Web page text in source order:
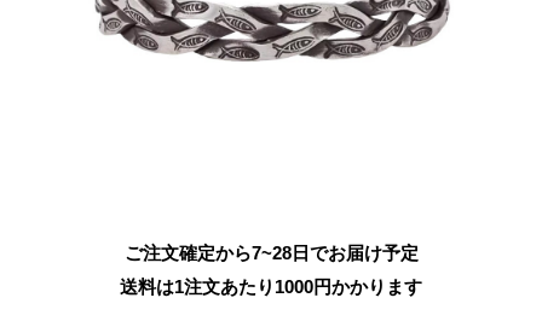
ご注文確定から7~28日でお届け予定
送料は1注文あたり 1000円かかります